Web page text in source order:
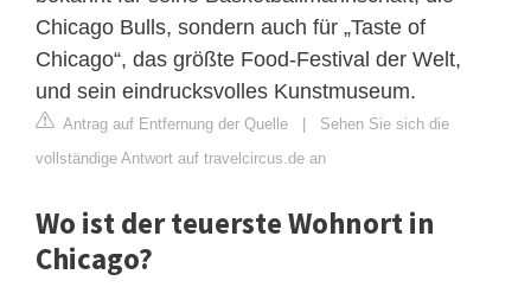
Chicago Bulls, sondern auch für „Taste of
Chicago“, das größte Food-Festival der Welt,
und sein eindrucksvolles Kunstmuseum.
Antrag auf Entfernung der Quelle | Sehen Sie sich die
vollständige Antwort auf travelcircus.de an
Wo ist der teuerste Wohnort in
Chicago?